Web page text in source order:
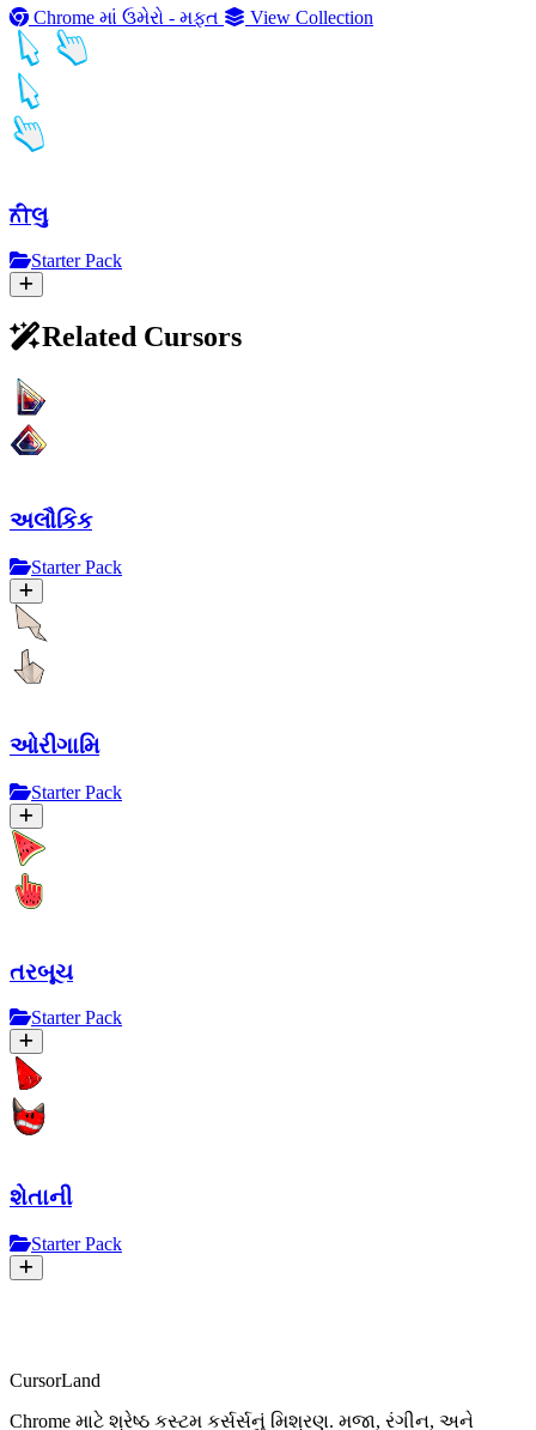
Chrome માં ઉમેરો - મફત
View Collection
ਨੀલુ
Starter Pack
Related Cursors
અલૌકિક
Starter Pack
ઓરીગામિ
Starter Pack
તરબૂચ
Starter Pack
શેતાની
Starter Pack
CursorLand
Chrome માટે શ્રેષ્ઠ કસ્ટમ કર્સર્સનું મિશ્રણ. મજા, રંગીન, અને